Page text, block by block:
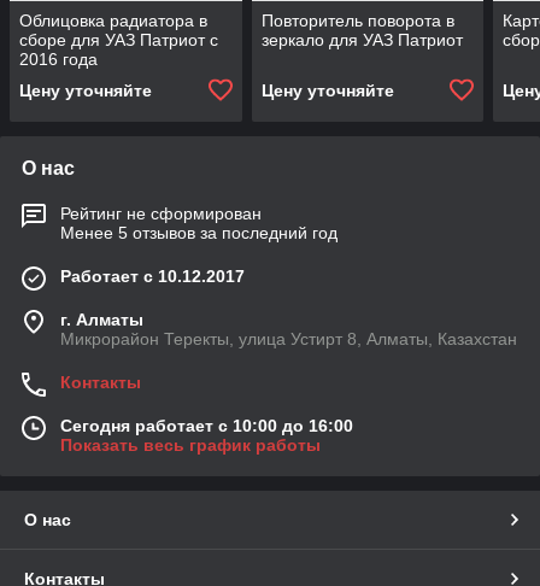
Облицовка радиатора в
сборе для УАЗ Патриот с
2016 года
Цену уточняйте
Повторитель поворота в
зеркало для УАЗ Патриот
Цену уточняйте
О нас
Рейтинг не сформирован
Менее 5 отзывов за последний год
Работает с 10.12.2017
г. Алматы
Микрорайон Теректы, улица Устирт 8, Алматы, Казахстан
Контакты
Сегодня работает с 10:00 до 16:00
Показать весь график работы
О нас
Контакты